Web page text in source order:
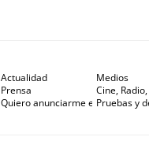
Actualidad Medios
Prensa Cine,
Quiero anunciarme en Gaceta de
Pruebas y